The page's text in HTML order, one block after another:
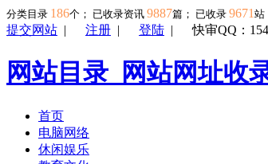
分类目录 186个； 已收录资讯 9887篇； 已收录 9671 站
提交网站 | 注册 | 登陆 |快审QQ：
网站目录_网站网址收
首页
电脑网络
休闲娱乐